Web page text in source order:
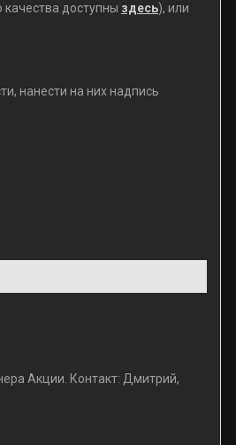
доступны здесь), или
нанести на них надпись
Акции. Контакт: Дмитрий,